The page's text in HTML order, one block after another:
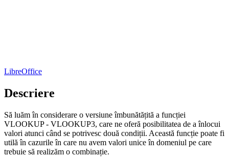
LibreOffice
Descriere
Să luăm în considerare o versiune îmbunătățită a funcției
VLOOKUP - VLOOKUP3, care ne oferă posibilitatea de a înlocui
valori atunci când se potrivesc două condiții. Această funcție poate fi
utilă în cazurile în care nu avem valori unice în domeniul pe care
trebuie să realizăm o combinație.